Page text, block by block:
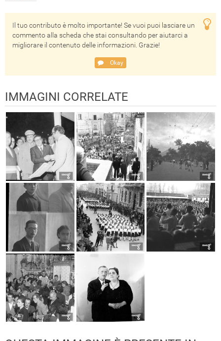
Il tuo contributo è molto importante! Se vuoi puoi lasciare un
commento alla scheda che stai consultando per aiutarci a
migliorare il contenuto delle informazioni. Grazie!
Okay
IMMAGINI CORRELATE